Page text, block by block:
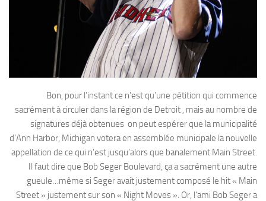
Bon, pour l’instant ce n’est qu’une pétition qui commence
sacrément à circuler dans la région de Detroit , mais au nombre de
signatures déjà obtenues on peut espérer que la municipalité
d’Ann Harbor, Michigan votera en assemblée municipale la nouvelle
appellation de ce qui n’est jusqu’alors que banalement Main Street.
Il faut dire que Bob Seger Boulevard, ça a sacrément une autre
gueule…même si Seger avait justement composé le hit « Main
Street » justement sur son « Night Moves ». Or, l’ami Bob Seger a